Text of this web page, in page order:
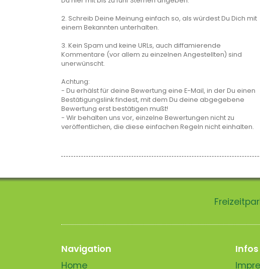
2. Schreib Deine Meinung einfach so, als würdest Du Dich mit
einem Bekannten unterhalten.
3. Kein Spam und keine URLs, auch diffamierende
Kommentare (vor allem zu einzelnen Angestellten) sind
unerwünscht.
Achtung:
- Du erhälst für deine Bewertung eine E-Mail, in der Du einen
Bestätigungslink findest, mit dem Du deine abgegebene
Bewertung erst bestätigen mußt!
- Wir behalten uns vor, einzelne Bewertungen nicht zu
veröffentlichen, die diese einfachen Regeln nicht einhalten.
Navigation
Home
Infos